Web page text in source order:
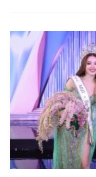
มง
ลง
ฉ่ำ!!
3B
ครบ
สระ
ทอง
หน”
ซิว
มงกุฎ
“มิส